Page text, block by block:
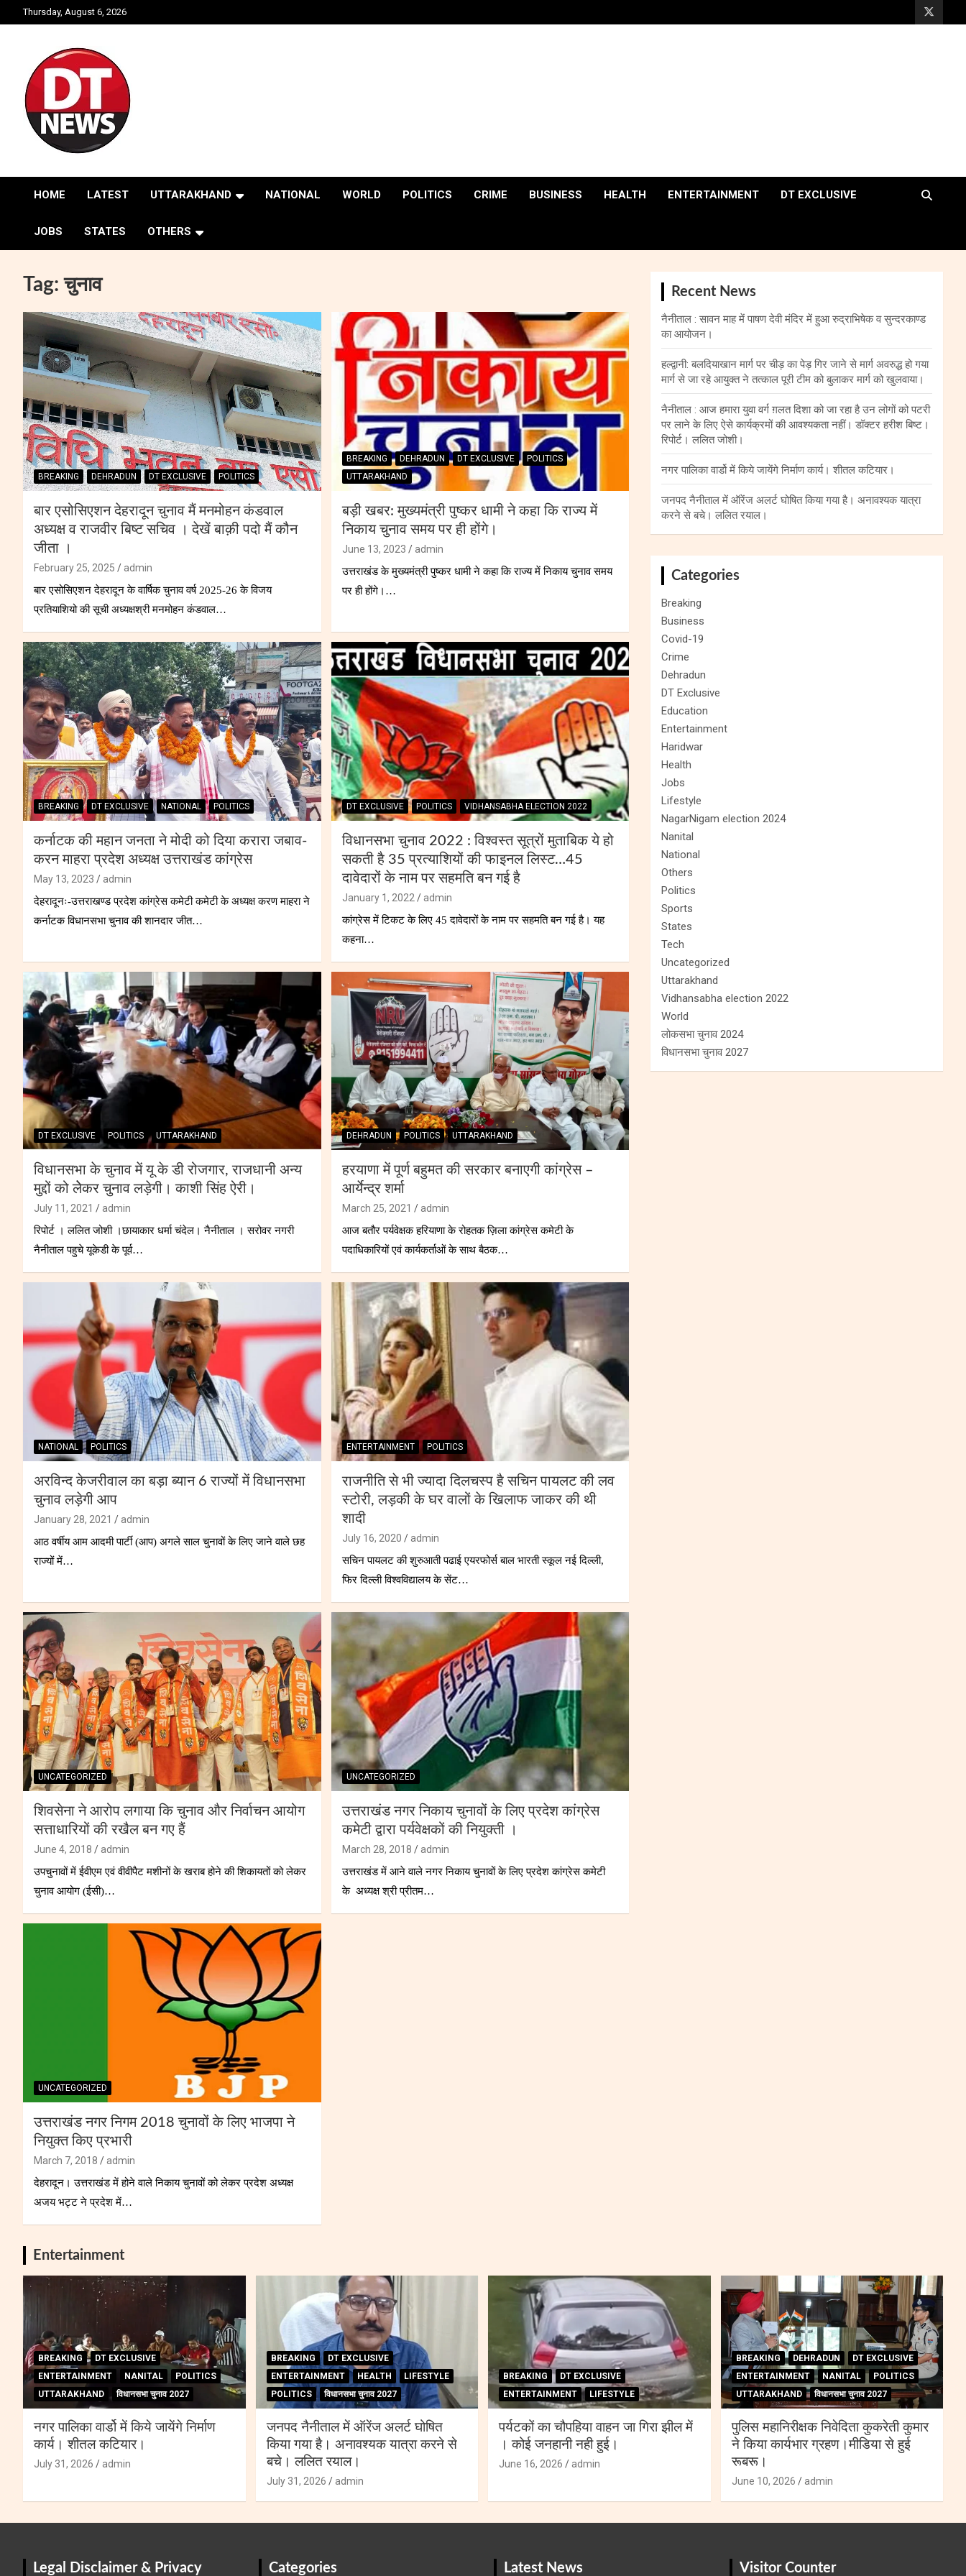
to
Thursday, August 6, 2026
DOON TIMES
HOME LATEST UTTARAKHAND NATIONAL WORLD POLITICS CRIME BUSINESS HEALTH ENTERTAINMENT DT EXCLUSIVE
JOBS STATES OTHERS
Tag:चुनाव
BREAKING DEHRADUN DT EXCLUSIVE POLITICS
बार एसोसिएशन देहरादून चुनाव मैं मनमोहन कंडवाल
अध्यक्ष व राजवीर बिष्ट सचिव । देखें बाक़ी पदो मैं कौन
जीता ।
February 25, 2025
admin
बार एसोसिएशन देहरादून के वार्षिक चुनाव वर्ष 2025-26 के विजय
प्रतियाशियो की सूची अध्यक्षश्री मनमोहन कंडवाल…
BREAKING DEHRADUN DT EXCLUSIVE
POLITICS
UTTARAKHAND
बड़ी खबर: मुख्यमंत्री पुष्कर धामी ने कहा कि राज्य में
निकाय चुनाव समय पर ही होंगे।
June 13, 2023
admin
उत्तराखंड के मुख्यमंत्री पुष्कर धामी ने कहा कि राज्य में निकाय चुनाव समय
पर ही होंगे।…
BREAKING DT EXCLUSIVE NATIONAL POLITICS
कर्नाटक की महान जनता ने मोदी को दिया करारा जबाव-
करन माहरा प्रदेश अध्यक्ष उत्तराखंड कांग्रेस
May 13, 2023
admin
देहरादूनः-उत्तराखण्ड प्रदेश कांग्रेस कमेटी कमेटी के अध्यक्ष करण माहरा ने
कर्नाटक विधानसभा चुनाव की शानदार जीत…
DT EXCLUSIVE POLITICS VIDHANSABHA ELECTION 2022
विधानसभा चुनाव 2022 : विश्वस्त सूत्रों मुताबिक ये हो
सकती है 35 प्रत्याशियों की फाइनल लिस्ट…45
दावेदारों के नाम पर सहमति बन गई है
January 1, 2022
admin
कांग्रेस में टिकट के लिए 45 दावेदारों के नाम पर सहमति बन गई है। यह
कहना…
DT EXCLUSIVE POLITICS UTTARAKHAND
विधानसभा के चुनाव में यू के डी रोजगार, राजधानी अन्य
मुद्दों को लेेकर चुनाव लड़ेगी। काशी सिंह ऐरी।
July 11, 2021
admin
रिपोर्ट । ललित जोशी ।छायाकार धर्मा चंदेल। नैनीताल । सरोवर नगरी
नैनीताल पहुचे यूकेडी के पूर्व…
DEHRADUN POLITICS UTTARAKHAND
हरयाणा में पूर्ण बहुमत की सरकार बनाएगी कांग्रेस –
आर्येन्द्र शर्मा
March 25, 2021
admin
आज बतौर पर्यवेक्षक हरियाणा के रोहतक ज़िला कांग्रेस कमेटी के
पदाधिकारियों एवं कार्यकर्ताओं के साथ बैठक…
NATIONAL POLITICS
अरविन्द केजरीवाल का बड़ा ब्यान 6 राज्यों में विधानसभा
चुनाव लड़ेगी आप
January 28, 2021
admin
आठ वर्षीय आम आदमी पार्टी (आप) अगले साल चुनावों के लिए जाने वाले छह
राज्यों में…
ENTERTAINMENT POLITICS
राजनीति से भी ज्यादा दिलचस्प है सचिन पायलट की लव
स्टोरी, लड़की के घर वालों के खिलाफ जाकर की थी
शादी
July 16, 2020
admin
सचिन पायलट की शुरुआती पढाई एयरफोर्स बाल भारती स्कूल नई दिल्ली,
फिर दिल्ली विश्वविद्यालय के सेंट…
UNCATEGORIZED
शिवसेना ने आरोप लगाया कि चुनाव और निर्वाचन आयोग
सत्ताधारियों की रखैल बन गए हैं
June 4, 2018
admin
उपचुनावों में ईवीएम एवं वीवीपैट मशीनों के खराब होने की शिकायतों को लेकर
चुनाव आयोग (ईसी)…
UNCATEGORIZED
उत्तराखंड नगर निकाय चुनावों के लिए प्रदेश कांग्रेस
कमेटी द्वारा पर्यवेक्षकों की नियुक्ती ।
March 28, 2018
admin
उत्तराखंड में आने वाले नगर निकाय चुनावों के लिए प्रदेश कांग्रेस कमेटी
के अध्यक्ष श्री प्रीतम…
UNCATEGORIZED
उत्तराखंड नगर निगम 2018 चुनावों के लिए भाजपा ने
नियुक्त किए प्रभारी
March 7, 2018
admin
देहरादून। उत्तराखंड में होने वाले निकाय चुनावों को लेकर प्रदेश अध्यक्ष
अजय भट्ट ने प्रदेश में…
Recent News
नैनीताल : सावन माह में पाषण देवी मंदिर में हुआ रुद्राभिषेक व सुन्दरकाण्ड
का आयोजन।
हल्द्वानी: बलदियाखान मार्ग पर चीड़ का पेड़ गिर जाने से मार्ग अवरुद्ध हो गया
मार्ग से जा रहे आयुक्त ने तत्काल पूरी टीम को बुलाकर मार्ग को खुलवाया।
नैनीताल : आज हमारा युवा वर्ग ग़लत दिशा को जा रहा है उन लोगों को पटरी
पर लाने के लिए ऐसे कार्यक्रमों की आवश्यकता नहीं। डॉक्टर हरीश बिष्ट।
रिपोर्ट। ललित जोशी।
नगर पालिका वार्डो में किये जायेंगे निर्माण कार्य। शीतल कटियार।
जनपद नैनीताल में ऑरेंज अलर्ट घोषित किया गया है। अनावश्यक यात्रा
करने से बचे। ललित रयाल।
Categories
Breaking
Business
Covid-19
Crime
Dehradun
DT Exclusive
Education
Entertainment
Haridwar
Health
Jobs
Lifestyle
NagarNigam election 2024
Nanital
National
Others
Politics
Sports
States
Tech
Uncategorized
Uttarakhand
Vidhansabha election 2022
World
लोकसभा चुनाव 2024
विधानसभा चुनाव 2027
Entertainment
BREAKING
DT EXCLUSIVE
ENTERTAINMENT
NANITAL
POLITICS
UTTARAKHAND
विधानसभा चुनाव 2027
नगर पालिका वार्डो में किये जायेंगे निर्माण
कार्य। शीतल कटियार।
July 31, 2026 admin
BREAKING
DT EXCLUSIVE
ENTERTAINMENT
HEALTH
LIFESTYLE
POLITICS
विधानसभा चुनाव 2027
जनपद नैनीताल में ऑरेंज अलर्ट घोषित
किया गया है। अनावश्यक यात्रा करने से
बचे। ललित रयाल।
July 31, 2026 admin
BREAKING
DT EXCLUSIVE
ENTERTAINMENT
LIFESTYLE
पर्यटकों का चौपहिया वाहन जा गिरा झील में
। कोई जनहानी नही हुई।
June 16, 2026 admin
BREAKING DEHRADUN
DT EXCLUSIVE
ENTERTAINMENT
NANITAL
POLITICS
UTTARAKHAND
विधानसभा चुनाव 2027
पुलिस महानिरीक्षक निवेदिता कुकरेती कुमार
ने किया कार्यभार ग्रहण।मीडिया से हुई
रूबरू।
June 10, 2026 admin
Legal Disclaimer & Privacy Categories Latest News Visitor Counter